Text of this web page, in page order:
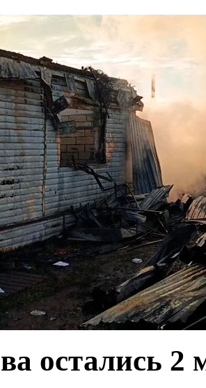
остались 2